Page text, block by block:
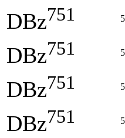
DBz751
DBz751
DBz751
DBz751